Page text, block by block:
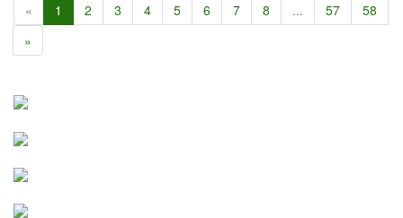
« 1 2 3 4 5 6 7 8 ... 57
58
»